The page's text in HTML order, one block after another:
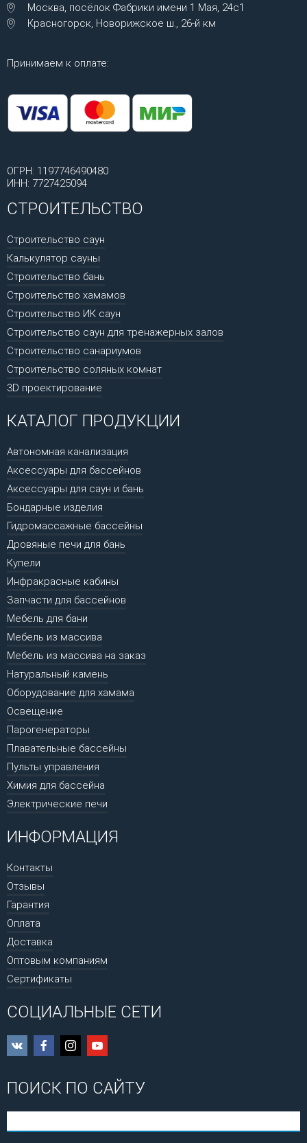
Москва, посёлок Фабрики имени 1 Мая, 24с1
Красногорск, Новорижское ш., 26-й км
Принимаем к оплате:
ОГРН: 1197746490480
ИНН: 7727425094
СТРОИТЕЛЬСТВО
Строительство саун
Калькулятор сауны
Строительство бань
Строительство хамамов
Строительство ИК саун
Строительство саун для тренажерных залов
Строительство санариумов
Строительство соляных комнат
3D проектирование
КАТАЛОГ ПРОДУКЦИИ
Автономная канализация
Аксессуары для бассейнов
Аксессуары для саун и бань
Бондарные изделия
Гидромассажные бассейны
Дровяные печи для бань
Купели
Инфракрасные кабины
Запчасти для бассейнов
Мебель для бани
Мебель из массива
Мебель из массива на заказ
Натуральный камень
Оборудование для хамама
Освещение
Парогенераторы
Плавательные бассейны
Пульты управления
Химия для бассейна
Электрические печи
ИНФОРМАЦИЯ
Контакты
Отзывы
Гарантия
Оплата
Доставка
Оптовым компаниям
Сертификаты
СОЦИАЛЬНЫЕ СЕТИ
ПОИСК ПО САЙТУ